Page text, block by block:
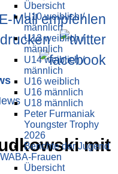
Übersicht
U10 weiblich /
männlich
U12 weiblich /
männlich
U14 weiblich /
männlich
U16 weiblich
U16 männlich
U18 männlich
Peter Furmaniak
Youngster Trophy
2026
Berichte der Jugend
WABA-Frauen
Übersicht
mit